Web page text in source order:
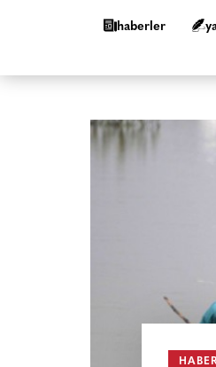
haberler